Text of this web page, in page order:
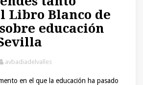
Libro Blanco de
educación
avbadiadelvalles
en el que la educación ha pasado